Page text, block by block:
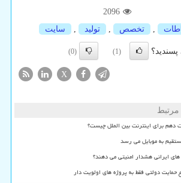
2096
, تخصص , تولید , سایت
(1)
(0)
X
مرتبط
به موبایل می رسد
ایرانی هشدار امنیتی می دهند؟
حمایت دولتی فقط به پروژه های اولویت دار